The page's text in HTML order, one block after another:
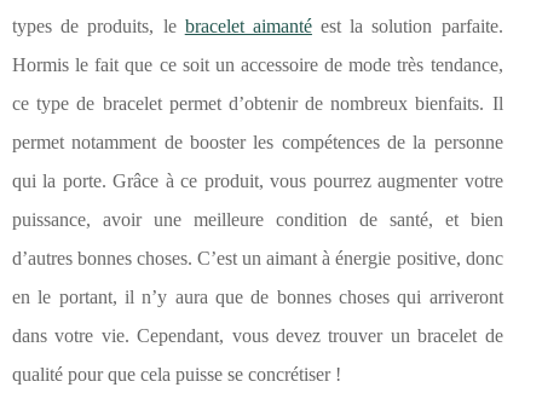
types de produits, le bracelet aimantéest la solution parfaite.
Hormis le fait que ce soit un accessoire de mode très tendance,
ce type de bracelet permet d’obtenir de nombreux bienfaits. Il
permet notamment de booster les compétences de la personne
qui la porte. Grâce à ce produit, vous pourrez augmenter votre
puissance, avoir une meilleure condition de santé, et bien
d’autres bonnes choses. C’est un aimant à énergie positive, donc
en le portant, il n’y aura que de bonnes choses qui arriveront
dans votre vie. Cependant, vous devez trouver un bracelet de
qualité pour que cela puisse se concrétiser !